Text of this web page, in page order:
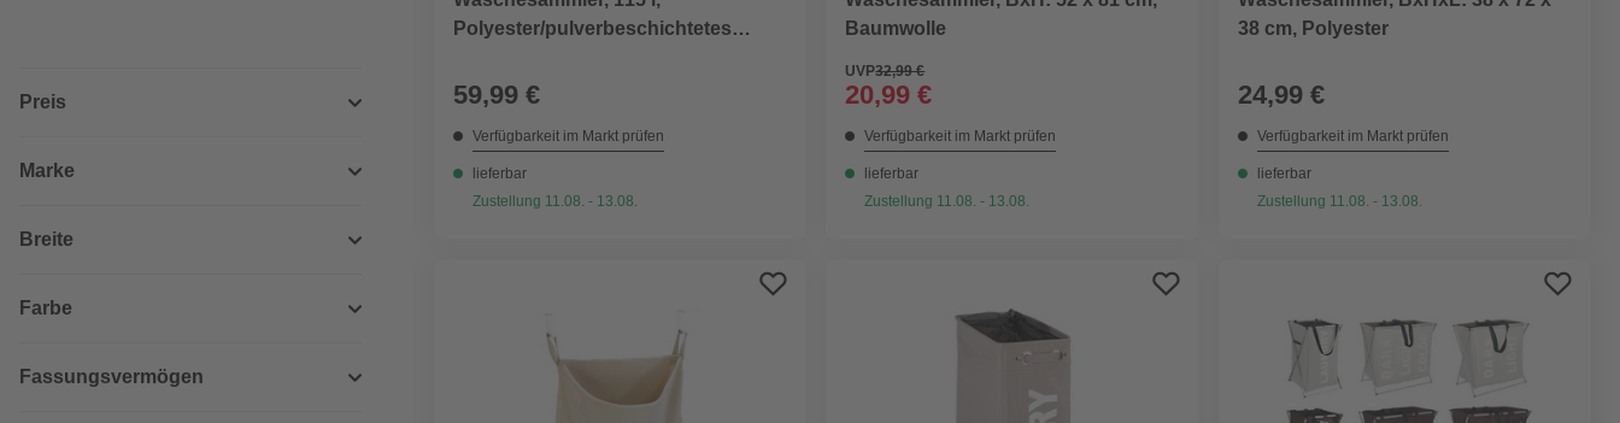
Preis
Marke
Breite
Farbe
Fassungsvermögen
Polyester/pulverbeschichtetes
59,99 €
Verfügbarkeit im Markt prüfen
lieferbar
Zustellung 11.08. - 13.08.
Baumwolle
UVP32,99 €
20,99 €
Verfügbarkeit im Markt prüfen
lieferbar
Zustellung 11.08. - 13.08.
38 cm, Polyester
24,99 €
Verfügbarkeit im Markt prüfen
lieferbar
Zustellung 11.08. - 13.08.